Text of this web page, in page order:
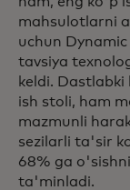
mahsulotlarni
uchun
tavsiya
keldi.
ish stoli, ham
mazmunli
sezilarli ta'sir
68% ga
ta'minladi.